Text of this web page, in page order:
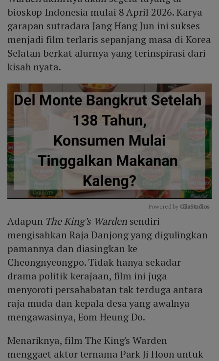
bioskop Indonesia mulai 8 April 2026. Karya
garapan sutradara Jang Hang Jun ini sukses
menjadi film terlaris sepanjang masa di Korea
Selatan berkat alurnya yang terinspirasi dari
kisah nyata.
Powered by GliaStudios
Adapun The King’s Wardensendiri
mengisahkan Raja Danjong yang digulingkan
pamannya dan diasingkan ke
Cheongnyeongpo. Tidak hanya sekadar
drama politik kerajaan, film ini juga
menyoroti persahabatan tak terduga antara
raja muda dan kepala desa yang awalnya
mengawasinya, Eom Heung Do.
Menariknya, film The King's Warden
menggaet aktor ternama Park Ji Hoon untuk